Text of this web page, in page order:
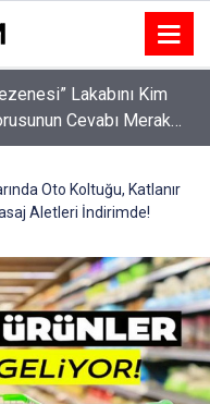
Lakabını Kim
Cevabı Merak
Oto Koltuğu, Katlanır
Aletleri İndirimde!